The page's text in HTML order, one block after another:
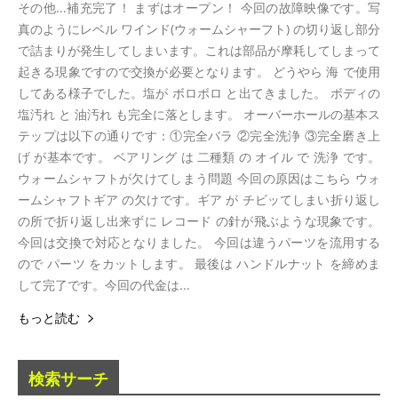
その他...補充完了！ まずはオープン！ 今回の故障映像です。写
真のようにレベル ワインド(ウォームシャーフト) の切り返し部分
で詰まりが発生してしまいます。これは部品が摩耗してしまって
起きる現象ですので交換が必要となります。 どうやら 海 で使用
してある様子でした。塩が ボロボロ と出てきました。 ボディの
塩汚れ と 油汚れ も完全に落とします。 オーバーホールの基本ス
テップは以下の通りです：①完全バラ ②完全洗浄 ③完全磨き上
げ が基本です。 ベアリング は 二種類 の オイル で 洗浄 です。
ウォームシャフトが欠けてしまう問題 今回の原因はこちら ウォ
ームシャフトギア の欠けです。ギア が チビッてしまい折り返し
の所で折り返し出来ずに レコード の針が飛ぶような現象です。
今回は交換で対応となりました。 今回は違うパーツを流用する
ので パーツ をカットします。 最後は ハンドルナット を締めま
して完了です。今回の代金は...
もっと読む
検索サーチ